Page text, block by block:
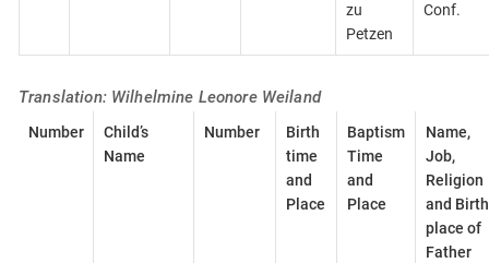
zu
Petzen
Conf.
Translation: Wilhelmine Leonore Weiland
Number
Child’s
Name
Number
Birth
time
and
Place
Baptism
Time
and
Place
Name,
Job,
Religion
and Birth
place of
Father